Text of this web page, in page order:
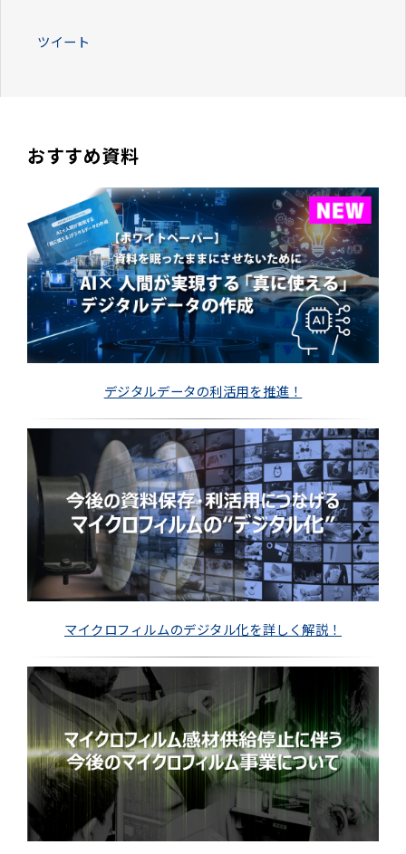
ツイート
おすすめ資料
デジタルデータの利活用を推進！
マイクロフィルムのデジタル化を詳しく解説！